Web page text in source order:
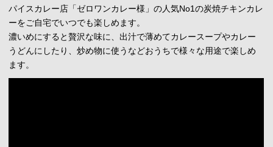
パイスカレー店「ゼロワンカレー様」の人気No1の炭焼チキンカレ
ーをご自宅でいつでも楽しめます。
濃いめにすると贅沢な味に、出汁で薄めてカレースープやカレー
うどんにしたり、炒め物に使うなどおうちで様々な用途で楽しめ
ます。